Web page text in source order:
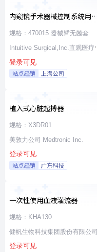
内窥镜手术器械控制系统用无
源器械和附件
规格：470015 器械臂无菌套
Intuitive Surgical,Inc.直观医疗
司
登录可见
站点经销 上海公司
植入式心脏起搏器
规格：X3DR01
美敦力公司 Medtronic Inc.
登录可见
站点经销 广东科技
一次性使用血液灌流器
规格：KHA130
健帆生物科技集团股份有限公司
登录可见